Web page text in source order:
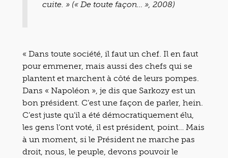
cuite. » (« De toute façon… », 2008)
« Dans toute société, il faut un chef. Il en faut
pour emmener, mais aussi des chefs qui se
plantent et marchent à côté de leurs pompes.
Dans « Napoléon », je dis que Sarkozy est un
bon président. C’est une façon de parler, hein.
C’est juste qu’il a été démocratiquement élu,
les gens l’ont voté, il est président, point… Mais
à un moment, si le Président ne marche pas
droit, nous, le peuple, devons pouvoir le